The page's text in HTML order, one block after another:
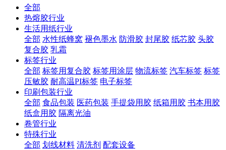
全部
热熔胶行业
生活用纸行业
全部 水性纸蜂窝 褪色墨水 防滑胶 封尾胶 纸芯胶 头胶
复合胶 乳霜
标签行业
全部 标签用复合胶 标签用涂层 物流标签 汽车标签 标签
压敏胶 耐高温PI标签 电子标签
印刷包装行业
全部 食品包装 医药包装 手提袋用胶 纸箱用胶 书本用胶
纸盒用胶 隔离光油
卷管行业
特殊行业
全部 划线材料 清洗剂 配套设备